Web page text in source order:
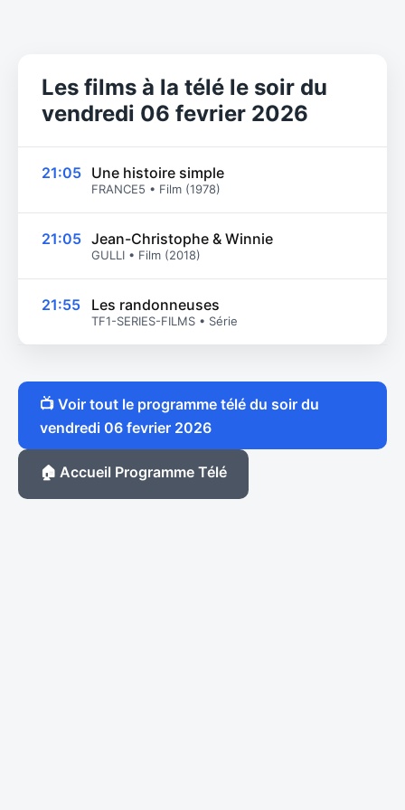
Les films à la télé le soir du
vendredi 06 fevrier 2026
21:05 Une histoire simple
FRANCE5 • Film (1978)
21:05 Jean-Christophe & Winnie
GULLI • Film (2018)
21:55 Les randonneuses
TF1-SERIES-FILMS • Série
📺 Voir tout le programme télé du soir du
vendredi 06 fevrier 2026
🏠 Accueil Programme Télé